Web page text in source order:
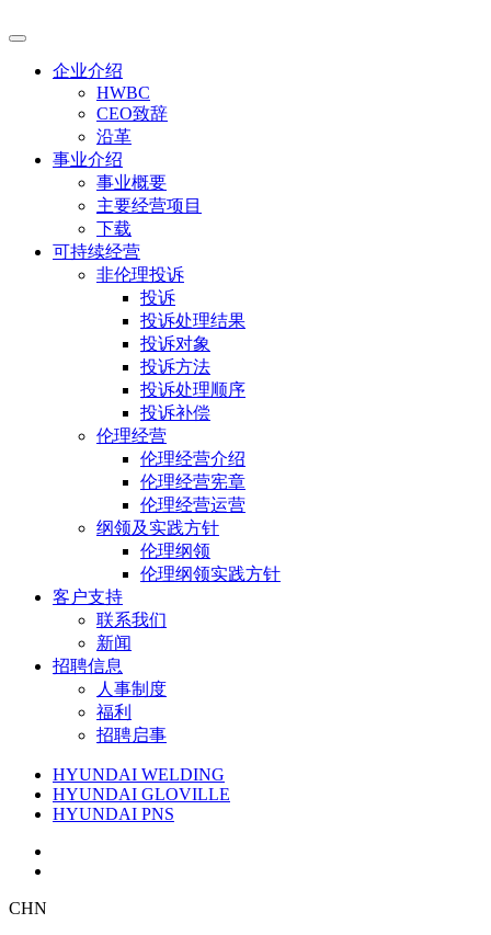
企业介绍
HWBC
CEO致辞
沿革
事业介绍
事业概要
主要经营项目
下载
可持续经营
非伦理投诉
投诉
投诉处理结果
投诉对象
投诉方法
投诉处理顺序
投诉补偿
伦理经营
伦理经营介绍
伦理经营宪章
伦理经营运营
纲领及实践方针
伦理纲领
伦理纲领实践方针
客户支持
联系我们
新闻
招聘信息
人事制度
福利
招聘启事
HYUNDAI WELDING
HYUNDAI GLOVILLE
HYUNDAI PNS
CHN